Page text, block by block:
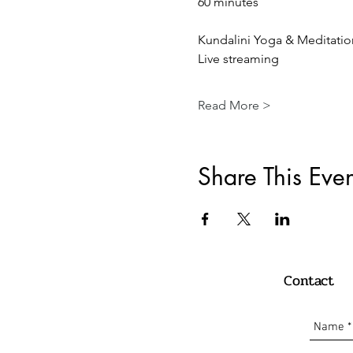
Kundalini Yoga &
Live streaming
Read More >
Share This
Contact